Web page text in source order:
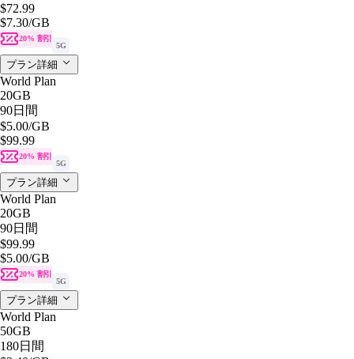
$72.99
$7.30/GB
20% 割引
5G
プラン詳細
World Plan
20GB
90日間
$5.00/GB
$99.99
20% 割引
5G
プラン詳細
World Plan
20GB
90日間
$99.99
$5.00/GB
20% 割引
5G
プラン詳細
World Plan
50GB
180日間